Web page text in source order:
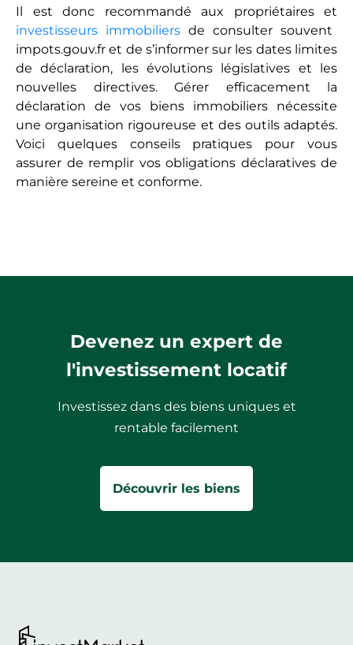
Il est donc recommandé aux propriétaires et
investisseurs immobiliers de consulter souvent
impots.gouv.fr et de s’informer sur les dates limites
de déclaration, les évolutions législatives et les
nouvelles directives. Gérer efficacement la
déclaration de vos biens immobiliers nécessite
une organisation rigoureuse et des outils adaptés.
Voici quelques conseils pratiques pour vous
assurer de remplir vos obligations déclaratives de
manière sereine et conforme.
Devenez un expert de
l'investissement locatif
Investissez dans des biens uniques et
rentable facilement
Découvrir les biens